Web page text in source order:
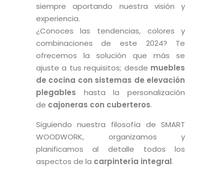
siempre aportando nuestra visión y
experiencia.
¿Conoces las tendencias, colores y
combinaciones de este 2024? Te
ofrecemos la solución que más se
ajuste a tus requisitos; desde muebles
de cocina con sistemas de elevación
plegables hasta la personalización
de cajoneras con cuberteros.
Siguiendo nuestra filosofía de SMART
WOODWORK, organizamos y
planificamos al detalle todos los
aspectos de la carpintería integral.